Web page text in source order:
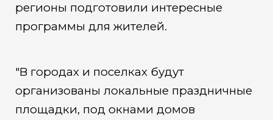
регионы подготовили интересные
программы для жителей.
"В городах и поселках будут
организованы локальные праздничные
площадки, под окнами домов